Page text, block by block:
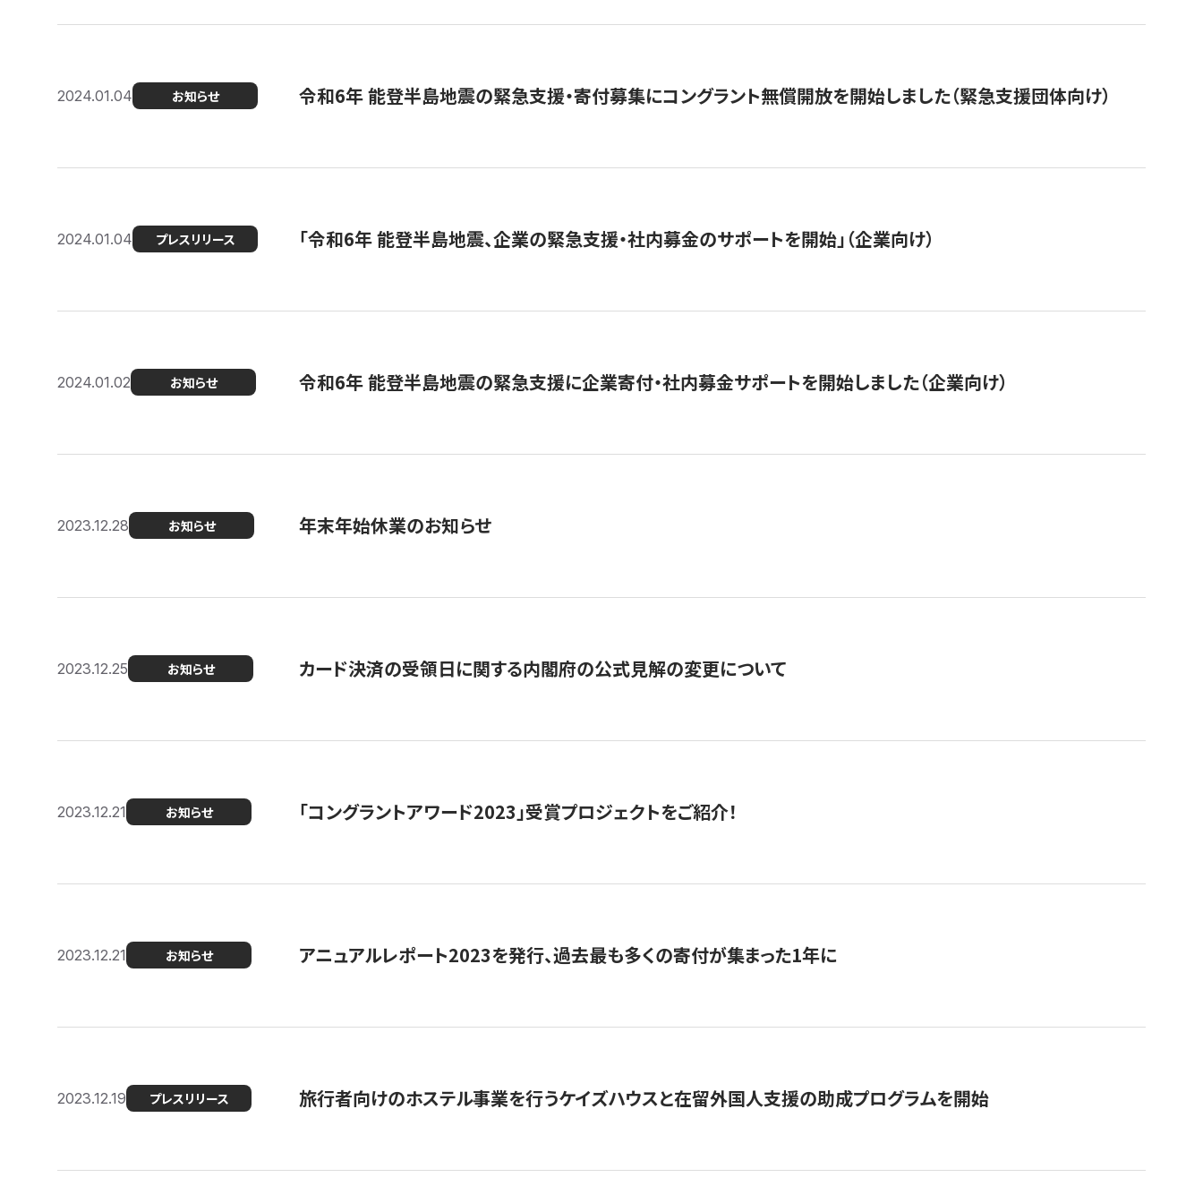
2024.01.04 お知らせ 令和6年 能登半島地震の緊急支援・寄付募集にコングラント無償開放を開始しました（緊急支援団体向け）
2024.01.04 プレスリリース 「令和6年 能登半島地震、企業の緊急支援・社内募金のサポートを開始」（企業向け）
2024.01.02 お知らせ 令和6年 能登半島地震の緊急支援に企業寄付・社内募金サポートを開始しました（企業向け）
2023.12.28 お知らせ 年末年始休業のお知らせ
2023.12.25 お知らせ カード決済の受領日に関する内閣府の公式見解の変更について
2023.12.21 お知らせ 「コングラントアワード2023」受賞プロジェクトをご紹介！
2023.12.21 お知らせ アニュアルレポート2023を発行、過去最も多くの寄付が集まった1年に
2023.12.19 プレスリリース 旅行者向けのホステル事業を行うケイズハウスと在留外国人支援の助成プログラムを開始